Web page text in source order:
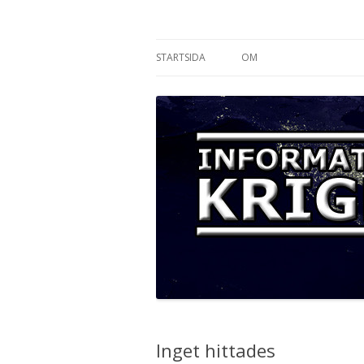
STARTSIDA OM
Inget hittades